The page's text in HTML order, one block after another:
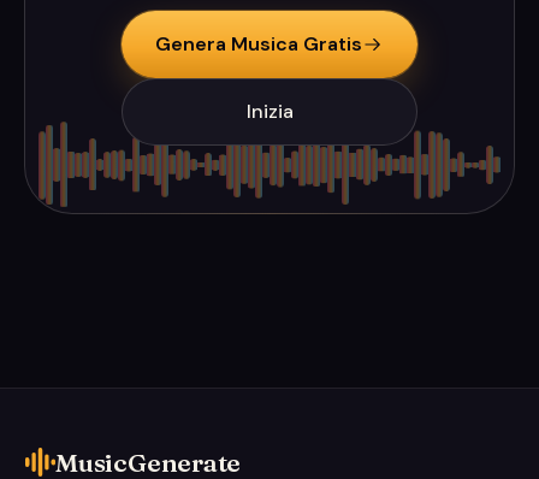
Genera Musica Gratis
Inizia
MusicGenerate